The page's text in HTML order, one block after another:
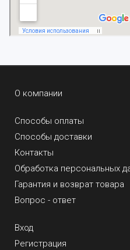
О компании
Способы оплаты
Способы доставки
Контакты
Обработка персональных
Гарантия и возврат товара
Вопрос - ответ
Вход
Регистрация